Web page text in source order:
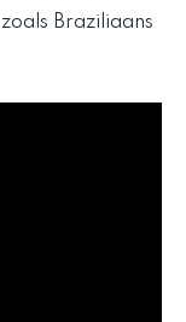
Braziliaans